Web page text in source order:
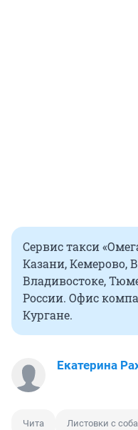
Сервис такси
Казани, Кемерово,
Владивостоке,
России. Офис
Кургане.
Екатерина
Чита Листовки с